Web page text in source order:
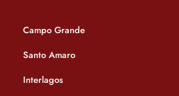
Campo Grande
Santo Amaro
Interlagos